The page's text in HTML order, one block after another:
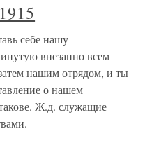
себе нашу
внезапно всем
нашим отрядом, и ты
о нашем
Ж.д. служащие